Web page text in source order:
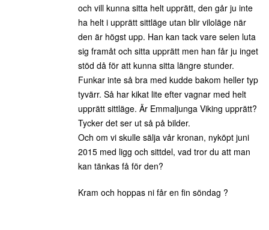
och vill kunna sitta helt upprätt, den går ju inte
ha helt i upprätt sittläge utan blir viloläge när
den är högst upp. Han kan tack vare selen luta
sig framåt och sitta upprätt men han får ju inget
stöd då för att kunna sitta längre stunder.
Funkar inte så bra med kudde bakom heller typ
tyvärr. Så har kikat lite efter vagnar med helt
upprätt sittläge. Är Emmaljunga Viking upprätt?
Tycker det ser ut så på bilder.
Och om vi skulle sälja vår kronan, nyköpt juni
2015 med ligg och sittdel, vad tror du att man
kan tänkas få för den?
Kram och hoppas ni får en fin söndag ?